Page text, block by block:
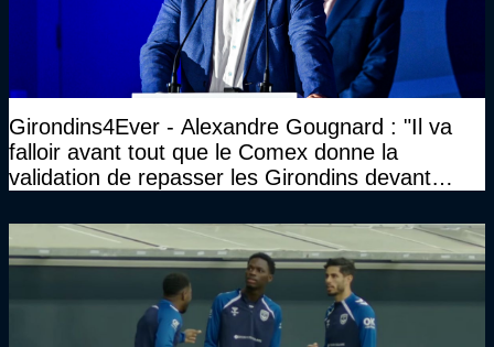
Girondins4Ever - Alexandre Gougnard : "Il va
falloir avant tout que le Comex donne la
validation de repasser les Girondins devant